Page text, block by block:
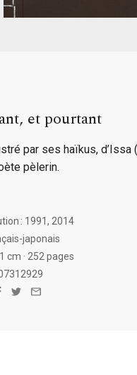
et pourtant
par ses haïkus, d’Issa
pèlerin.
: 1991, 2014
japonais
cm · 252 pages
Facebook
Twitter